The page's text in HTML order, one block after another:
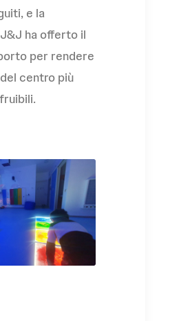
e la
ha offerto il
per rendere
centro più